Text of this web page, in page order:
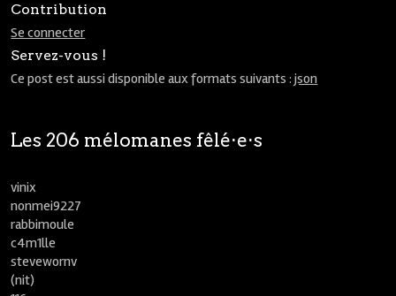
Contribution
Se connecter
Servez-vous !
Ce post est aussi disponible aux formats suivants :json
Les 206 mélomanes fêlé⋅e⋅s
vinix
nonmei9227
rabbimoule
c4m1lle
stevewornv
(nit)